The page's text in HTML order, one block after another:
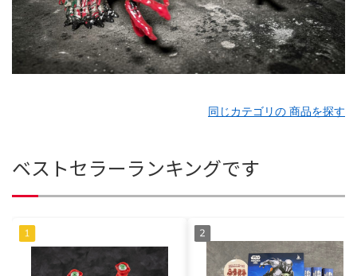
同じカテゴリの 商品を探す
ベストセラーランキングです